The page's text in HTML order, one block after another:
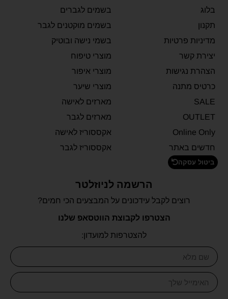
בלוג
תקנון
מדיניות פרטיות
יצירת קשר
הצהרת נגישות
כרטיס מתנה
SALE
OUTLET
Online Only
חדשים באתר
ביטול עסקה
בשמים לגברים
בשמים מוקטנים לגבר
בשמי נישה ובוטיק
מוצרי טיפוח
מוצרי איפור
מוצרי שיער
מארזים לאישה
מארזים לגבר
אקססוריז לאישה
אקססוריז לגבר
הרשמה לניוזלטר
רוצים לקבל עידכונים על המבצעים הכי חמים?
הצטרפו לקבוצת הווטסאפ שלנו
להצטרפות למועדון: